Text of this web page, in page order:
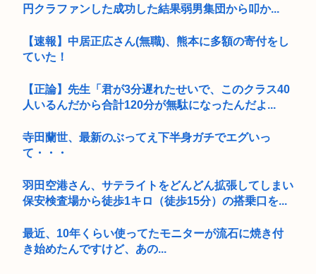
円クラファンした成功した結果弱男集団から叩か...
【速報】中居正広さん(無職)、熊本に多額の寄付をし
ていた！
【正論】先生「君が3分遅れたせいで、このクラス40
人いるんだから合計120分が無駄になったんだよ...
寺田蘭世、最新のぶってえ下半身ガチでエグいっ
て・・・
羽田空港さん、サテライトをどんどん拡張してしまい
保安検査場から徒歩1キロ（徒歩15分）の搭乗口を...
最近、10年くらい使ってたモニターが流石に焼き付
き始めたんですけど、あの...